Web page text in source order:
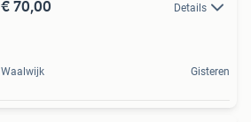
€ 70,00 Details
Waalwijk Gisteren